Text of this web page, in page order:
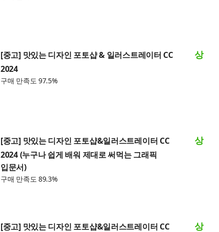
[중고] 맛있는 디자인 포토샵 & 일러스트레이터 CC
2024
구매 만족도 97.5%
상
[중고] 맛있는 디자인 포토샵&일러스트레이터 CC
2024 (누구나 쉽게 배워 제대로 써먹는 그래픽
입문서)
구매 만족도 89.3%
상
[중고] 맛있는 디자인 포토샵&일러스트레이터 CC 상